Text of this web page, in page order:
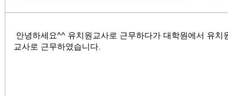
안녕하세요^^ 유치원교사로 근무하다가 대학원에서 유
교사로 근무하였습니다.